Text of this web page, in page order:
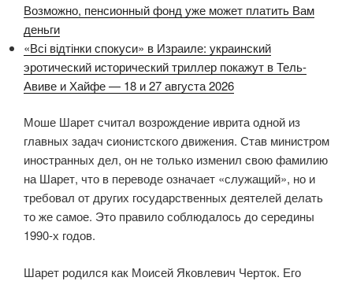
Возможно, пенсионный фонд уже может платить Вам
деньги
«Всі відтінки спокуси» в Израиле: украинский
эротический исторический триллер покажут в Тель-
Авиве и Хайфе — 18 и 27 августа 2026
Моше Шарет считал возрождение иврита одной из
главных задач сионистского движения. Став министром
иностранных дел, он не только изменил свою фамилию
на Шарет, что в переводе означает «служащий», но и
требовал от других государственных деятелей делать
то же самое. Это правило соблюдалось до середины
1990-х годов.
Шарет родился как Моисей Яковлевич Черток. Его